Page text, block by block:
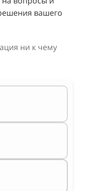
вашего
ни к чему